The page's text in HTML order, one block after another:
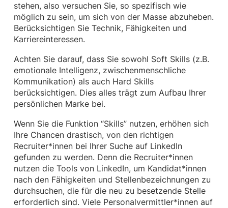
stehen, also versuchen Sie, so spezifisch wie
möglich zu sein, um sich von der Masse abzuheben.
Berücksichtigen Sie Technik, Fähigkeiten und
Karriereinteressen.
Achten Sie darauf, dass Sie sowohl Soft Skills (z.B.
emotionale Intelligenz, zwischenmenschliche
Kommunikation) als auch Hard Skills
berücksichtigen. Dies alles trägt zum Aufbau Ihrer
persönlichen Marke bei.
Wenn Sie die Funktion “Skills” nutzen, erhöhen sich
Ihre Chancen drastisch, von den richtigen
Recruiter*innen bei Ihrer Suche auf LinkedIn
gefunden zu werden. Denn die Recruiter*innen
nutzen die Tools von LinkedIn, um Kandidat*innen
nach den Fähigkeiten und Stellenbezeichnungen zu
durchsuchen, die für die neu zu besetzende Stelle
erforderlich sind. Viele Personalvermittler*innen auf